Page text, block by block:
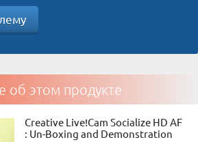
об этом продукте
Creative Live!Cam Socialize HD AF
: Un-Boxing and Demonstration